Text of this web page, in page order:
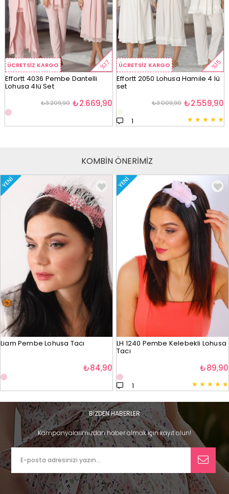
ÜCRETSIZ KARGO %17
Effortt 4036 Pembe Dantelli
Lohusa 4lü Set
₺2.669,90
₺3.209,90
ÜCRETSIZ KARGO %15
Effortt 2050 Lohusa Hamile 4 lü
set
★ ★ ★ ★ ★
1
₺2.559,90
₺3.009,90
KOMBİN ÖNERİMİZ
YENI
Liam Pembe Lohusa Tacı
₺84,90
YENI
LH 1240 Pembe Kelebekli Lohusa
Tacı
★ ★ ★ ★ ★
1
₺89,90
BİZDEN HABERLER
Kampanyalarımızdan haber almak için kayıt olun!